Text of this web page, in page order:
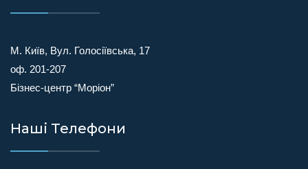
М. Київ, Вул. Голосіївська, 17
оф. 201-207
Бізнес-центр “Моріон”
Наші Телефони